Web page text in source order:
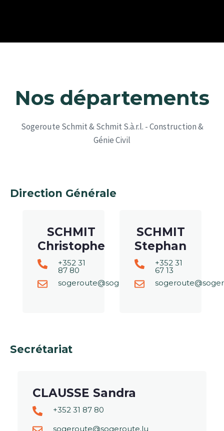
Nos départements
Sogeroute Schmit & Schmit S.à.r.l. - Construction &
Génie Civil
Direction Générale
SCHMIT
Christophe
+352 31
87 80
sogeroute@sogeroute.lu
SCHMIT
Stephan
+352 31
67 13
Secrétariat
CLAUSSE Sandra
+352 31 87 80
sogeroute@sogeroute.lu